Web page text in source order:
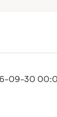
09-30